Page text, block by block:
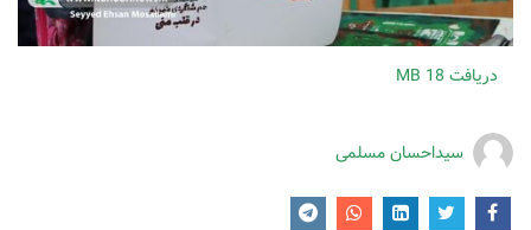
دریافت 18 MB
سیداحسان مسلمی